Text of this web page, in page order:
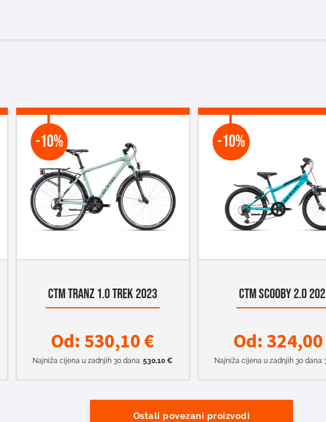
-10%
CTM TRANZ 1.0 TREK 2023
Od:530,10€
Najniža cijena u zadnjih 30 dana:530,10€
-10%
CTM SCOOBY 2.0
Od:324,00
Najniža cijena u zadnjih 30 dana:
Ostali povezani proizvodi